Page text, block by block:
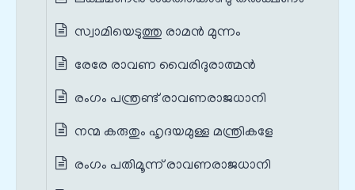
സ്വാമിയെടുത്തു രാമൻ മുന്നം
രേരേ രാവണ വൈരിദുരാത്മൻ
രംഗം പന്ത്രണ്ട് രാവണരാജധാനി
നന്മ കരുതും ഹൃദയമുള്ള മന്ത്രികളേ
രംഗം പതിമൂന്ന് രാവണരാജധാനി